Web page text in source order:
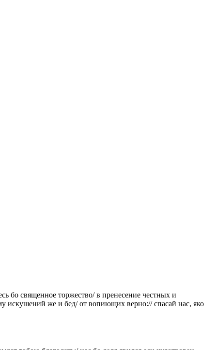
бо священное торжество/ в пренесение честных и
искушений же и бед/ от вопиющих верно:// спасай нас, яко